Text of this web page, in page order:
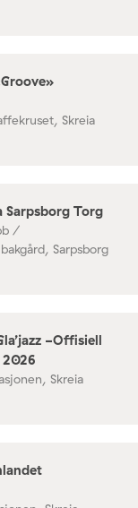
Skreia
Torg
/
Sarpsborg
-Offisiell
2026
Skreia